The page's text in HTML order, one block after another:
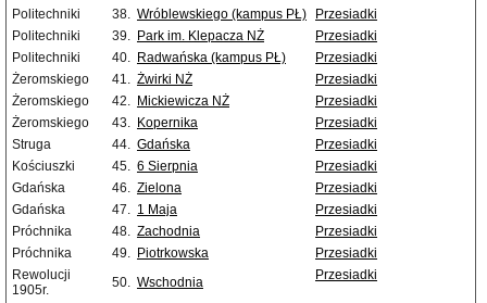
Politechniki
38. Wróblewskiego (kampus PŁ)
Przesiadki
Politechniki
39. Park im. Klepacza NŻ
Przesiadki
Politechniki
40. Radwańska (kampus PŁ)
Przesiadki
Żeromskiego
41. Żwirki NŻ
Przesiadki
Żeromskiego
42. Mickiewicza NŻ
Przesiadki
Żeromskiego
43. Kopernika
Przesiadki
Struga
44. Gdańska
Przesiadki
Kościuszki
45. 6 Sierpnia
Przesiadki
Gdańska
46. Zielona
Przesiadki
Gdańska
47. 1 Maja
Przesiadki
Próchnika
48. Zachodnia
Przesiadki
Próchnika
49. Piotrkowska
Przesiadki
Rewolucji
1905r.
50. Wschodnia Przesiadki